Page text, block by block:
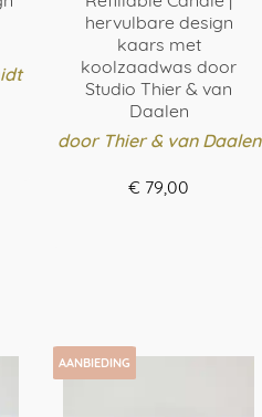
hervulbare design
kaars met
koolzaadwas door
Studio Thier & van
Daalen
door Thier & van Daalen
€ 79,00
variaties.
AANBIEDING